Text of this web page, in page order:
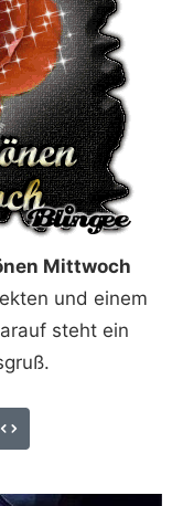
Mittwoch
und einem
steht ein
Code